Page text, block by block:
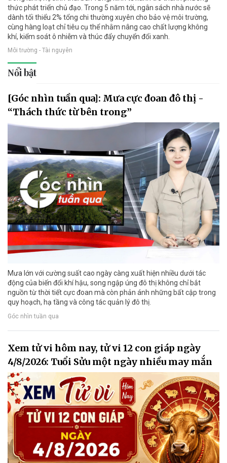
thức phát triển chủ đạo. Trong 5 năm tới, ngân sách nhà nước sẽ
dành tối thiểu 2% tổng chi thường xuyên cho bảo vệ môi trường,
cùng hàng loạt chỉ tiêu cụ thể nhằm nâng cao chất lượng không
khí, kiểm soát ô nhiễm và thúc đẩy chuyển đổi xanh.
Môi trường - Tài nguyên
Nổi bật
[Góc nhìn tuần qua]: Mưa cực đoan đô thị -
“Thách thức từ bên trong”
Mưa lớn với cường suất cao ngày càng xuất hiện nhiều dưới tác
động của biến đổi khí hậu, song ngập úng đô thị không chỉ bắt
nguồn từ thời tiết cực đoan mà còn phản ánh những bất cập trong
quy hoạch, hạ tầng và công tác quản lý đô thị.
Góc nhìn tuần qua
Xem tử vi hôm nay, tử vi 12 con giáp ngày
4/8/2026: Tuổi Sửu một ngày nhiều may mắn